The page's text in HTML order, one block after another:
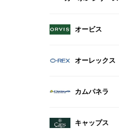
オービス
オーレックス
カムパネラ
キャップス